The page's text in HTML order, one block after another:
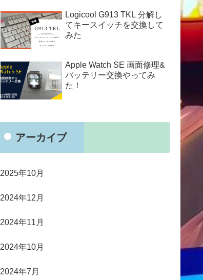
Logicool G913 TKL 分解し
てキースイッチを交換して
みた
Apple Watch SE 画面修理&
バッテリー交換やってみ
た！
アーカイブ
2025年10月
2024年12月
2024年11月
2024年10月
2024年7月